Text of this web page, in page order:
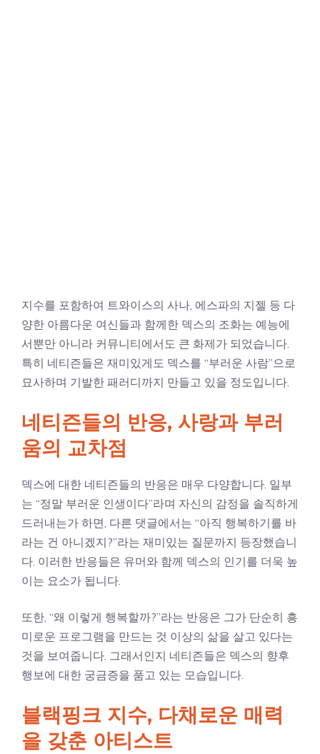
지수를 포함하여 트와이스의 사나, 에스파의 지젤 등 다
양한 아름다운 여신들과 함께한 덱스의 조화는 예능에
서뿐만 아니라 커뮤니티에서도 큰 화제가 되었습니다.
특히 네티즌들은 재미있게도 덱스를 “부러운 사람”으로
묘사하며 기발한 패러디까지 만들고 있을 정도입니다.
네티즌들의 반응, 사랑과 부러
움의 교차점
덱스에 대한 네티즌들의 반응은 매우 다양합니다. 일부
는 “정말 부러운 인생이다”라며 자신의 감정을 솔직하게
드러내는가 하면, 다른 댓글에서는 “아직 행복하기를 바
라는 건 아니겠지?”라는 재미있는 질문까지 등장했습니
다. 이러한 반응들은 유머와 함께 덱스의 인기를 더욱 높
이는 요소가 됩니다.
또한, “왜 이렇게 행복할까?”라는 반응은 그가 단순히 흥
미로운 프로그램을 만드는 것 이상의 삶을 살고 있다는
것을 보여줍니다. 그래서인지 네티즌들은 덱스의 향후
행보에 대한 궁금증을 품고 있는 모습입니다.
블랙핑크 지수, 다채로운 매력
을 갖춘 아티스트